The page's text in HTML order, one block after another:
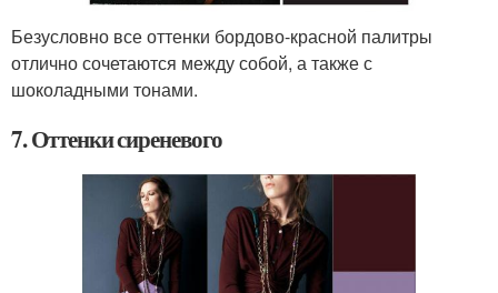
Безусловно все оттенки бордово-красной палитры
отлично сочетаются между собой, а также с
шоколадными тонами.
7. Оттенки сиреневого